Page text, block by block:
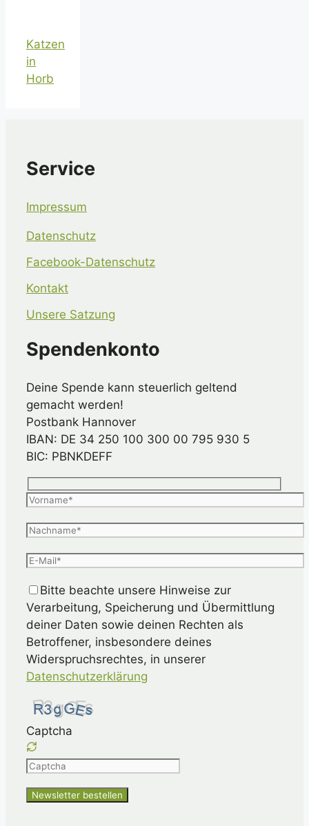
Katzen
in
Horb
Service
Impressum
Datenschutz
Facebook-Datenschutz
Kontakt
Unsere Satzung
Spendenkonto
Deine Spende kann steuerlich geltend
gemacht werden!
Postbank Hannover
IBAN: DE 34 250 100 300 00 795 930 5
BIC: PBNKDEFF
Bitte beachte unsere Hinweise zur
Verarbeitung, Speicherung und Übermittlung
deiner Daten sowie deinen Rechten als
Betroffener, insbesondere deines
Widerspruchsrechtes, in unserer
Datenschutzerklärung
Captcha
Please
the